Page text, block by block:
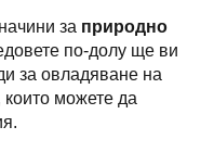
за природно
по-долу ще ви
за овладяване на
можете да